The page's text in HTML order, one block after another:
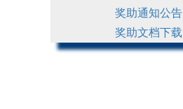
奖助通知公告
奖助文档下载